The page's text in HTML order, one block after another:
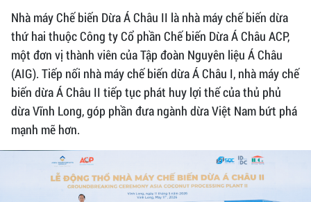
Nhà máy Chế biến Dừa Á Châu II là nhà máy chế biến dừa
thứ hai thuộc Công ty Cổ phần Chế biến Dừa Á Châu ACP,
một đơn vị thành viên của Tập đoàn Nguyên liệu Á Châu
(AIG). Tiếp nối nhà máy chế biến dừa Á Châu I, nhà máy chế
biến dừa Á Châu II tiếp tục phát huy lợi thế của thủ phủ
dừa Vĩnh Long, góp phần đưa ngành dừa Việt Nam bứt phá
mạnh mẽ hơn.